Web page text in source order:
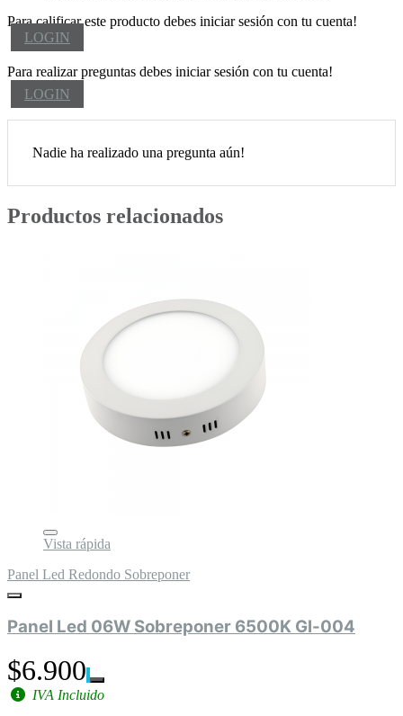
Para calificar este producto debes iniciar sesión con tu cuenta!
LOGIN
Para realizar preguntas debes iniciar sesión con tu cuenta!
LOGIN
Nadie ha realizado una pregunta aún!
Productos relacionados
Vista rápida
Panel Led Redondo Sobreponer
Panel Led 06W Sobreponer 6500K Gl-004
$6.900
IVA Incluido